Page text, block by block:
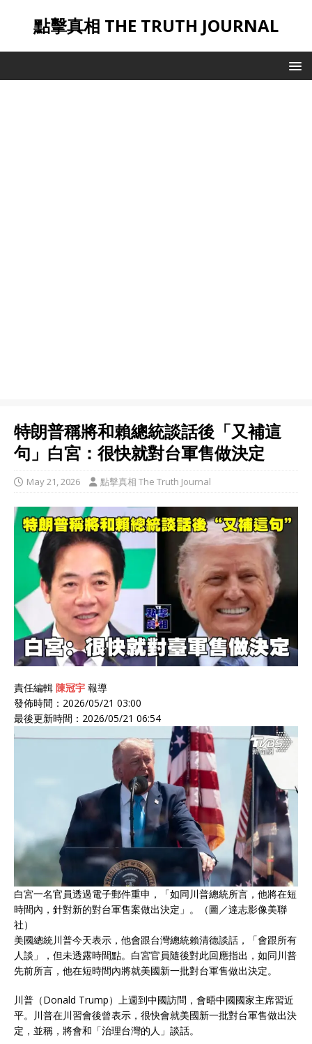
點擊真相 THE TRUTH JOURNAL
特朗普稱將和賴總統談話後「又補這
句」白宮：很快就對台軍售做決定
May 21, 2026 點擊真相 The Truth Journal
責任編輯 陳冠宇 報導
發佈時間：2026/05/21 03:00
最後更新時間：2026/05/21 06:54
白宮一名官員透過電子郵件重申，「如同川普總統所言，他將在短
時間內，針對新的對台軍售案做出決定」。（圖／達志影像美聯
社）
美國總統川普今天表示，他會跟台灣總統賴清德談話，「會跟所有
人談」，但未透露時間點。白宮官員隨後對此回應指出，如同川普
先前所言，他在短時間內將就美國新一批對台軍售做出決定。
川普（Donald Trump）上週到中國訪問，會晤中國國家主席習近
平。川普在川習會後曾表示，很快會就美國新一批對台軍售做出決
定，並稱，將會和「治理台灣的人」談話。